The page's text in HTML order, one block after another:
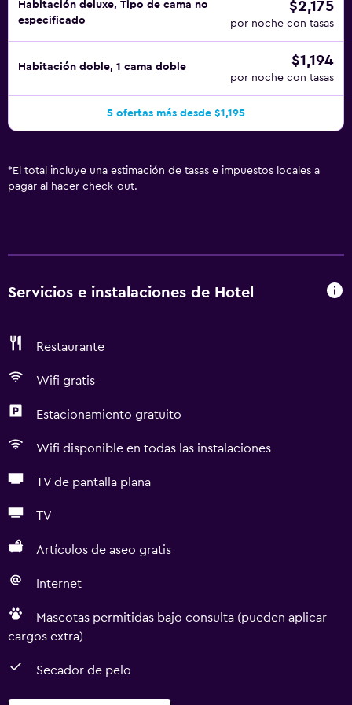
Habitación deluxe, Tipo de cama no
especificado
$2,175
por noche con tasas
Habitación doble, 1 cama doble $1,194
por noche con tasas
5 ofertas más desde $1,195
* El total incluye una estimación de tasas e impuestos locales a
pagar al hacer check-out.
Servicios e instalaciones de Hotel
Restaurante
Wifi gratis
Estacionamiento gratuito
Wifi disponible en todas las instalaciones
TV de pantalla plana
TV
Artículos de aseo gratis
Internet
Mascotas permitidas bajo consulta (pueden aplicar
cargos extra)
Secador de pelo